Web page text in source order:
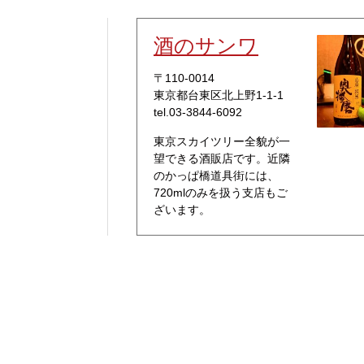
酒のサンワ
〒110-0014
東京都台東区北上野1-1-1
tel.03-3844-6092
東京スカイツリー全貌が一
望できる酒販店です。近隣
のかっぱ橋道具街には、
720mlのみを扱う支店もご
ざいます。